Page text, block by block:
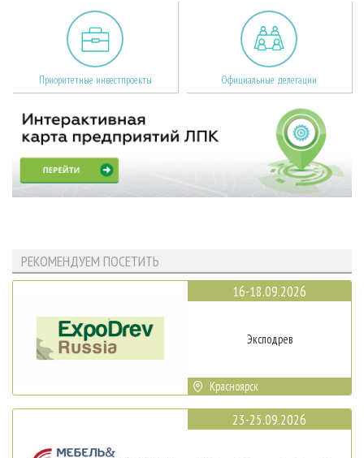
Приоритетные инвестпроекты Официальные делегации
РЕКОМЕНДУЕМ ПОСЕТИТЬ
16-18.09.2026
Эксподрев
Красноярск
23-25.09.2026